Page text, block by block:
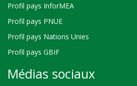
Profil pays InforMEA
Profil pays PNUE
Profil pays Nations Unies
Profil pays GBIF
Médias sociaux